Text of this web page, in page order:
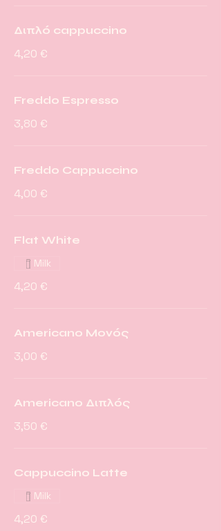
Διπλό cappuccino
4,20 €
Freddo Espresso
3,80 €
Freddo Cappuccino
4,00 €
Flat White
4,20 €
Milk
Americano Μονός
3,00 €
Americano Διπλός
3,50 €
Cappuccino Latte
4,20 €
Milk